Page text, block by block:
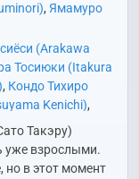
, Ямамуро
(Arakawa
Тосиюки (Itakura
, Кондо Тихиро
Kenichi),
Карина (Nose
Сакура
,
Такэру)
уже взрослыми.
но в этот момент